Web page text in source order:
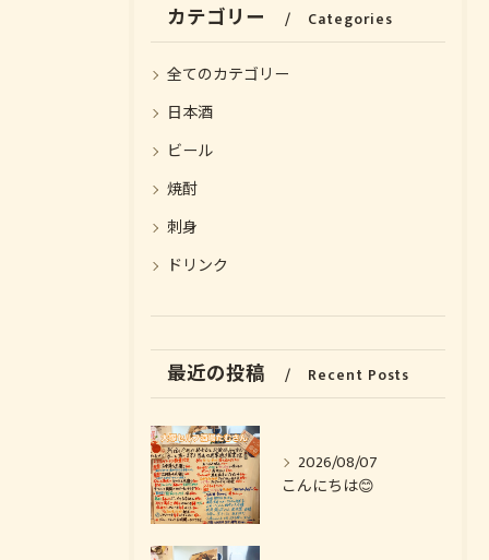
カテゴリー Categories
全てのカテゴリー
日本酒
ビール
焼酎
刺身
ドリンク
最近の投稿 Recent Posts
2026/08/07
こんにちは😊